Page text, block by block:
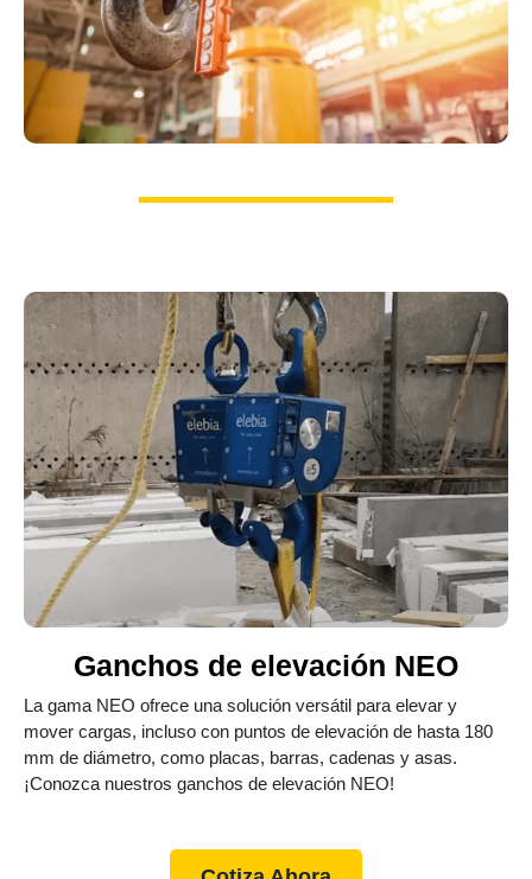
Ganchos de elevación NEO
La gama NEO ofrece una solución versátil para elevar y
mover cargas, incluso con puntos de elevación de hasta 180
mm de diámetro, como placas, barras, cadenas y asas.
¡Conozca nuestros ganchos de elevación NEO!